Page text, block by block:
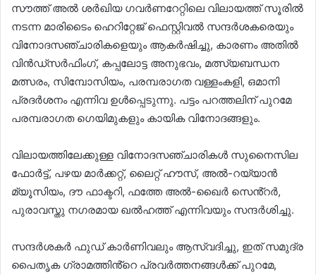
സൗത്ത് അൽ ശർഖിയ ഗവർണറേറ്റിലെ വിലായത്ത് സൂരിൽ
നടന്ന മാരിടൈം ഹെറിറ്റേജ് ഫെസ്റ്റിവൽ സന്ദർശകരെയും
വിനോദസഞ്ചാരികളെയും ആകർഷിച്ചു, കാരണം അതിൽ
വിൻഡ്‌സർഫിംഗ്, കപ്പലോട്ട അനുഭവം, മത്സ്യബന്ധന
മത്സരം, സിമ്പോസിയം, പരമ്പരാഗത വള്ളംകളി, ഒമാനി
പ്രദർശനം എന്നിവ ഉൾപ്പെടുന്നു. പട്ടം പറത്തലിന് പുറമേ
പരമ്പരാഗത ഗെയിമുകളും കായിക വിനോദങ്ങളും.
വിലായത്തിലേക്കുള്ള വിനോദസഞ്ചാരികൾ സുനൈസില
ഫോർട്ട്, പഴയ മാർക്കറ്റ്, ലൈറ്റ് ഹൗസ്, അൽ-റയ്യാൻ
മ്യൂസിയം, ദൗ ഫാക്ടറി, ഫത്തേ അൽ-ഖൈർ സെൻ്റർ,
പുരാവസ്തു നഗരമായ ഖൽഹത്ത് എന്നിവയും സന്ദർശിച്ചു.
സന്ദർശകർ ഫുഡ് കാർണിവലും ആസ്വദിച്ചു, ഇത് സമുദ്ര
പൈതൃക ഗ്രാമത്തിൻ്റെ പ്രവർത്തനങ്ങൾക്ക് പുറമേ,